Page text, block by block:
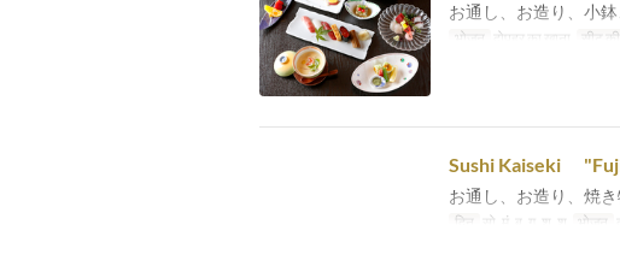
お通し、お造り、小
भोजन दोपहर का खाना सीट
Sushi Kaiseki
お通し、お造り、焼
दिन सो, मं, बु, गु, शु, श भोजन